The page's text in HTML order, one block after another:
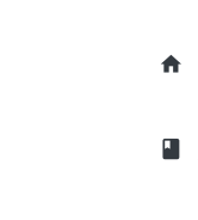
home
class